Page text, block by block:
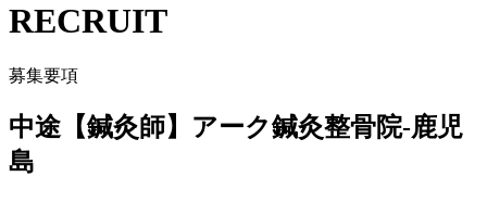
RECRUIT
募集要項
中途【鍼灸師】アーク鍼灸整骨院-鹿児
島